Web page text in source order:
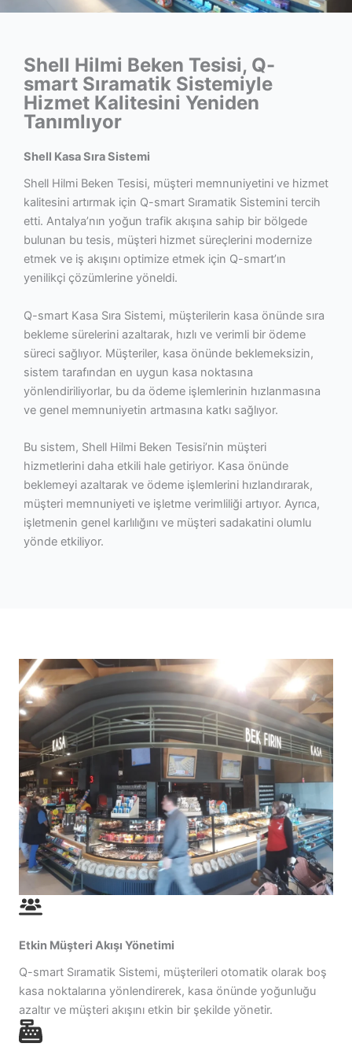
Shell Hilmi Beken Tesisi, Q-
smart Sıramatik Sistemiyle
Hizmet Kalitesini Yeniden
Tanımlıyor
Shell Kasa Sıra Sistemi
Shell Hilmi Beken Tesisi, müşteri memnuniyetini ve hizmet
kalitesini artırmak için Q-smart Sıramatik Sistemini tercih
etti. Antalya’nın yoğun trafik akışına sahip bir bölgede
bulunan bu tesis, müşteri hizmet süreçlerini modernize
etmek ve iş akışını optimize etmek için Q-smart’ın
yenilikçi çözümlerine yöneldi.
Q-smart Kasa Sıra Sistemi, müşterilerin kasa önünde sıra
bekleme sürelerini azaltarak, hızlı ve verimli bir ödeme
süreci sağlıyor. Müşteriler, kasa önünde beklemeksizin,
sistem tarafından en uygun kasa noktasına
yönlendiriliyorlar, bu da ödeme işlemlerinin hızlanmasına
ve genel memnuniyetin artmasına katkı sağlıyor.
Bu sistem, Shell Hilmi Beken Tesisi’nin müşteri
hizmetlerini daha etkili hale getiriyor. Kasa önünde
beklemeyi azaltarak ve ödeme işlemlerini hızlandırarak,
müşteri memnuniyeti ve işletme verimliliği artıyor. Ayrıca,
işletmenin genel karlılığını ve müşteri sadakatini olumlu
yönde etkiliyor.
Etkin Müşteri Akışı Yönetimi
Q-smart Sıramatik Sistemi, müşterileri otomatik olarak boş
kasa noktalarına yönlendirerek, kasa önünde yoğunluğu
azaltır ve müşteri akışını etkin bir şekilde yönetir.